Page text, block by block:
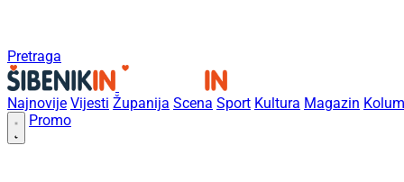
Pretraga
Najnovije Vijesti Županija Scena Sport Kultura Magazin
Promo